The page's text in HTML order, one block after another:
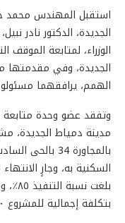
استقبل المهندس محمد
الجديدة، الدكتور نادر
الوزراء، لمتابعة
الجديدة، وفي
الهمم، يرافقهما
وتفقد عضو وحدة متابعة
بالمجاورة 34
السكنية به، وجارٍ
بلغت
بتكلفة إجمالية للمشروع ٣٢٠ مليون جنيه.